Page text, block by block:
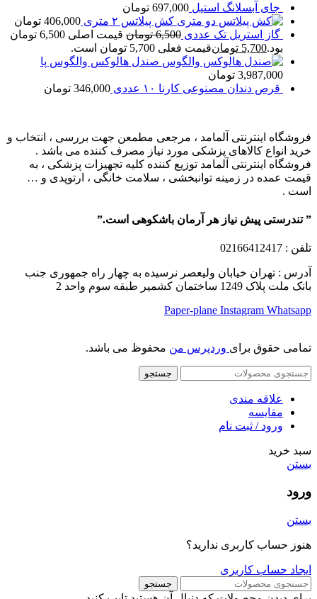
جای آبسلانگ استیل 697,000 تومان
کش پیلاتس ۲ متری
406,000 تومان
گاز استریل تک عددی 6,500 تومان
قیمت اصلی 6,500 تومان
بود.5,700 تومانقیمت فعلی 5,700 تومان است.
صندل هالوکس والگوس پا
3,987,000 تومان
قرص دندان مصنوعی کارنا ۱۰ عددی
346,000 تومان
فروشگاه اینترنتی آلمامد ، مرجعی مطمعن جهت بررسی ، انتخاب و
خرید انواع کالاهای پزشکی مورد نیاز مصرف کننده می باشد .
فروشگاه اینترنتی آلمامد توزیع کننده کلیه تجهیزات پزشکی ، به
قیمت عمده در زمینه توانبخشی ، سلامت خانگی ، ارتوپدی و …
است .
” تندرستی پیش نیاز هر آرمان باشکوهی است.”
تلفن : 02166412417
آدرس : تهران خیابان ولیعصر نرسیده به چهار راه جمهوری جنب
بانک ملت پلاک 1249 ساختمان کشمیر طبقه سوم واحد 2
Paper-plane Instagram Whatsapp
تمامی حقوق برای وردپرس من محفوظ می باشد.
جستجو
علاقه مندی
مقایسه
ورود / ثبت نام
سبد خرید
بستن
ورود
بستن
هنوز حساب کاربری ندارید؟
ایجاد حساب کاربری
جستجو